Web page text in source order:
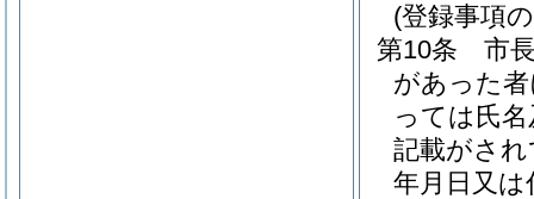
(登録事項
第10条
市
があった
っては氏
記載がさ
年月日又